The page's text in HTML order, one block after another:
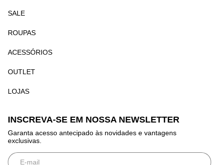
SALE
ROUPAS
ACESSÓRIOS
OUTLET
LOJAS
INSCREVA-SE EM NOSSA NEWSLETTER
Garanta acesso antecipado às novidades e vantagens
exclusivas.